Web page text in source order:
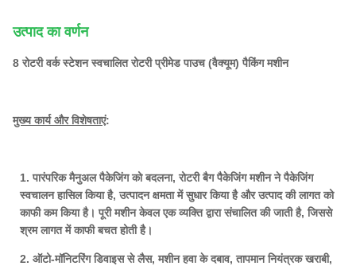
उत्पाद का वर्णन
8 रोटरी वर्क स्टेशन स्वचालित रोटरी प्रीमेड पाउच (वैक्यूम) पैकिंग मशीन
मुख्य कार्य और विशेषताएं:
1. पारंपरिक मैनुअल पैकेजिंग को बदलना, रोटरी बैग पैकेजिंग मशीन ने पैकेजिंग
स्वचालन हासिल किया है, उत्पादन क्षमता में सुधार किया है और उत्पाद की लागत को
काफी कम किया है। पूरी मशीन केवल एक व्यक्ति द्वारा संचालित की जाती है, जिससे
श्रम लागत में काफी बचत होती है।
2. ऑटो-मॉनिटरिंग डिवाइस से लैस, मशीन हवा के दबाव, तापमान नियंत्रक खराबी,